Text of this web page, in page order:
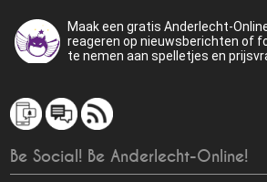
Maak een gratis Anderlecht-
reageren op nieuwsberichten of
te nemen aan spelletjes en
Be Social! Be Anderlecht-Online!